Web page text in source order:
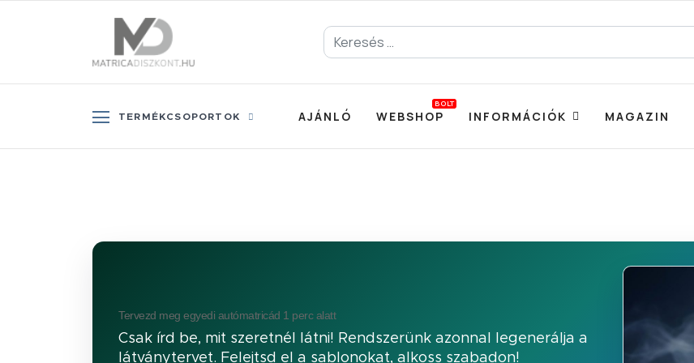
TERMÉKCSOPORTOK AJÁNLÓ WEBSHOP
BOLT
INFORMÁCIÓK MAGAZIN
Tervezd meg egyedi autómatricád 1 perc alatt
Csak írd be, mit szeretnél látni! Rendszerünk azonnal legenerálja a
látványtervet. Felejtsd el a sablonokat, alkoss szabadon!